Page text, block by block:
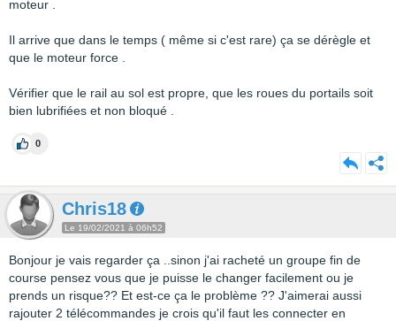
moteur .
Il arrive que dans le temps ( même si c'est rare) ça se dérègle et
que le moteur force .
Vérifier que le rail au sol est propre, que les roues du portails soit
bien lubrifiées et non bloqué .
0
Chris18
Le 19/02/2021 à 06h52
Bonjour je vais regarder ça ..sinon j'ai racheté un groupe fin de
course pensez vous que je puisse le changer facilement ou je
prends un risque?? Et est-ce ça le problème ?? J'aimerai aussi
rajouter 2 télécommandes je crois qu'il faut les connecter en